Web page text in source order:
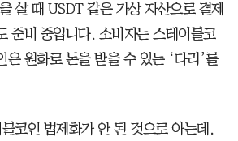
살 때 USDT 같은 가상 자산으로 결제
준비 중입니다. 소비자는 스테이블코
은 원화로 돈을 받을 수 있는 ‘다리’를
코인 법제화가 안 된 것으로 아는데.